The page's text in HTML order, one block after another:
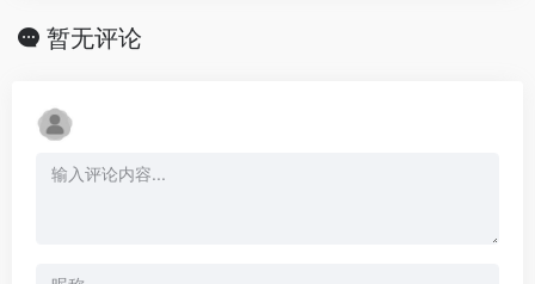
暂无评论